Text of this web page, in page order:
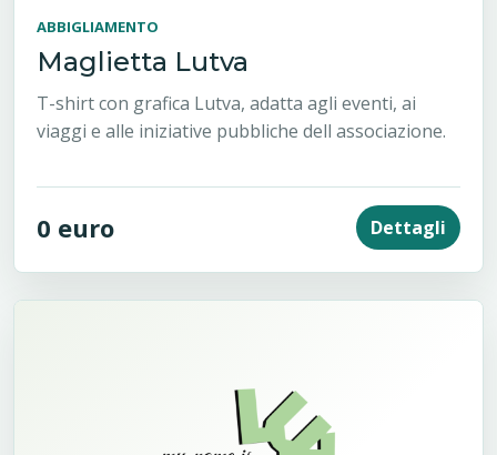
ABBIGLIAMENTO
Maglietta Lutva
T-shirt con grafica Lutva, adatta agli eventi, ai
viaggi e alle iniziative pubbliche dell associazione.
0 euro Dettagli